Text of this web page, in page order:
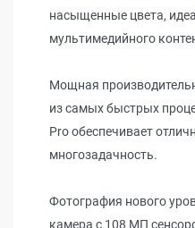
насыщенные цвета,
мультимедийного
Мощная
из самых быстрых
Pro обеспечивает
многозадачность.
Фотография нового
камера с 108 МП